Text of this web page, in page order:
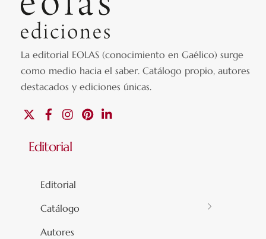
La editorial EOLAS (conocimiento en Gaélico) surge
como medio hacia el saber.Catálogo propio, autores
destacados y ediciones únicas.
FacebookInstagramPinterest
Editorial
Editorial
Catálogo
Autores